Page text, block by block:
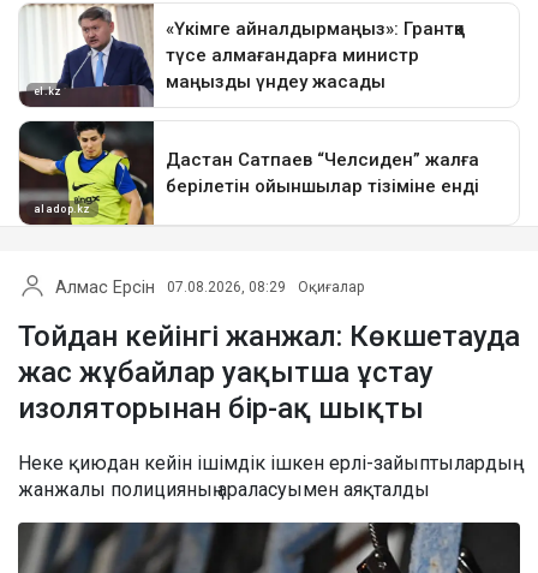
Алмас Ерсін 07.08.2026, 08:29 Оқиғалар
Тойдан кейінгі жанжал: Көкшетауда
жас жұбайлар уақытша ұстау
изоляторынан бір-ақ шықты
Неке қиюдан кейін ішімдік ішкен ерлі-зайыптылардың
жанжалы полицияның араласуымен аяқталды